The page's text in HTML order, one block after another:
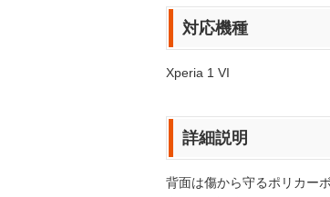
対応機種
Xperia 1 VI
詳細説明
背面は傷から守るポリカー